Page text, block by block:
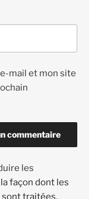
mail et mon site
les
façon dont les
sont traitées.